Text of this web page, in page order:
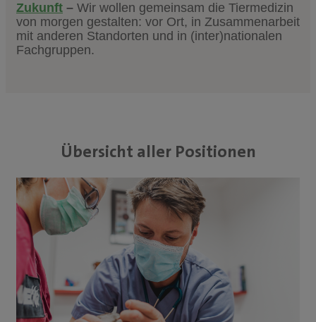
Zukunft – Wir wollen gemeinsam die Tiermedizin
von morgen gestalten: vor Ort, in Zusammenarbeit
mit anderen Standorten und in (inter)nationalen
Fachgruppen.
Übersicht aller Positionen